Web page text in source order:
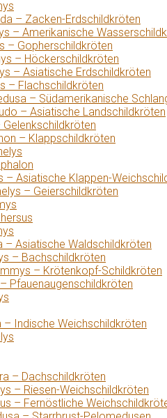
– Zacken-Erdschildkröten
– Amerikanische
– Gopherschildkröten
– Höckerschildkröten
– Asiatische Erdschildkröten
– Flachschildkröten
– Südamerikanische
– Asiatische Landschildkröten
Gelenkschildkröten
– Klappschildkröten
– Asiatische Klappen-
– Geierschildkröten
– Asiatische Waldschildkröten
– Bachschildkröten
– Krötenkopf-Schildkröten
Pfauenaugenschildkröten
– Indische Weichschildkröten
– Dachschildkröten
– Riesen-Weichschildkröten
– Fernöstliche